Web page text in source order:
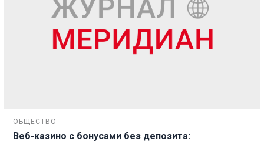
ОБЩЕСТВО
Веб-казино с бонусами без депозита: